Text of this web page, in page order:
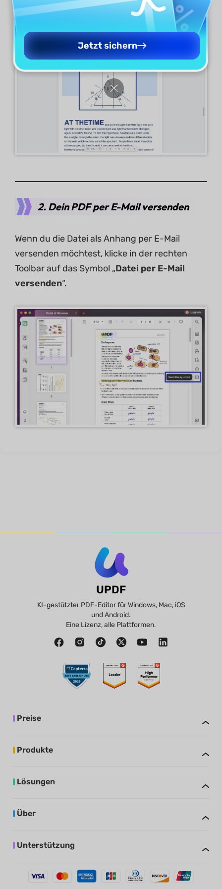
2. Dein PDF per E-Mail versenden
Wenn du die Datei als Anhang per E-Mail
versenden möchtest, klicke in der rechten
Toolbar auf das Symbol „Datei per E-Mail
versenden“.
Jetzt sichern
UPDF
KI-gestützter PDF-Editor für Windows, Mac, iOS
und Android.
Eine Lizenz, alle Plattformen.
Preise
Produkte
Lösungen
Über
Unterstützung